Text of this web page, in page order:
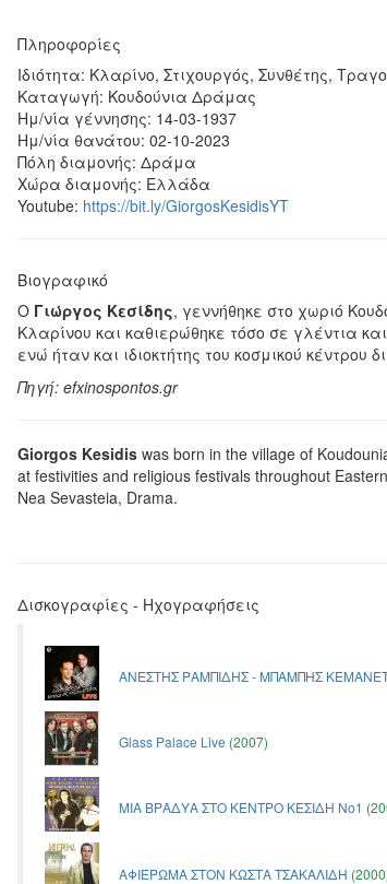
Πληροφορίες
Ιδιότητα: Κλαρίνο, Στιχουργός, Συνθέτης,
Καταγωγή: Κουδούνια Δράμας
Ημ/νία γέννησης: 14-03-1937
Ημ/νία θανάτου: 02-10-2023
Πόλη διαμονής: Δράμα
Χώρα διαμονής: Ελλάδα
Youtube: https://bit.ly/GiorgosKesidisYT
Βιογραφικό
Ο Γιώργος Κεσίδης, γεννήθηκε στο χωριό
Κλαρίνου και καθιερώθηκε τόσο σε γλέντια
ενώ ήταν και ιδιοκτήτης του κοσμικού
Πηγή: efxinospontos.gr
Giorgos Kesidis was born in the village of
at festivities and religious festivals throughout
Nea Sevasteia, Drama.
Δισκογραφίες - Ηχογραφήσεις
ΑΝΕΣΤΗΣ ΡΑΜΠΙΔΗΣ - ΜΠΑΜΠΗΣ
Glass Palace Live (2007)
ΜΙΑ ΒΡΑΔΥΑ ΣΤΟ ΚΕΝΤΡΟ ΚΕΣΙΔΗ Νο1
ΑΦΙΕΡΩΜΑ ΣΤΟΝ ΚΩΣΤΑ ΤΣΑΚΑΛΙΔΗ